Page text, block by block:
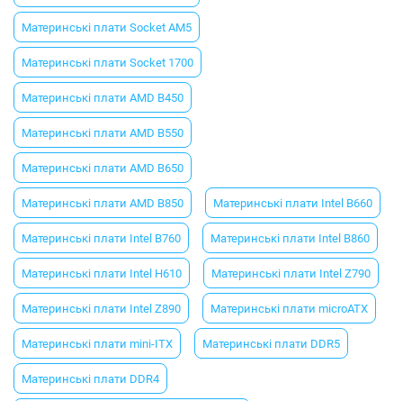
Материнські плати Socket AM5
Материнські плати Socket 1700
Материнські плати AMD B450
Материнські плати AMD B550
Материнські плати AMD B650
Материнські плати AMD B850 Материнські плати Intel B660
Материнські плати Intel B760 Материнські плати Intel B860
Материнські плати Intel H610 Материнські плати Intel Z790
Материнські плати Intel Z890 Материнські плати microATX
Материнські плати mini-ITX Материнські плати DDR5
Материнські плати DDR4